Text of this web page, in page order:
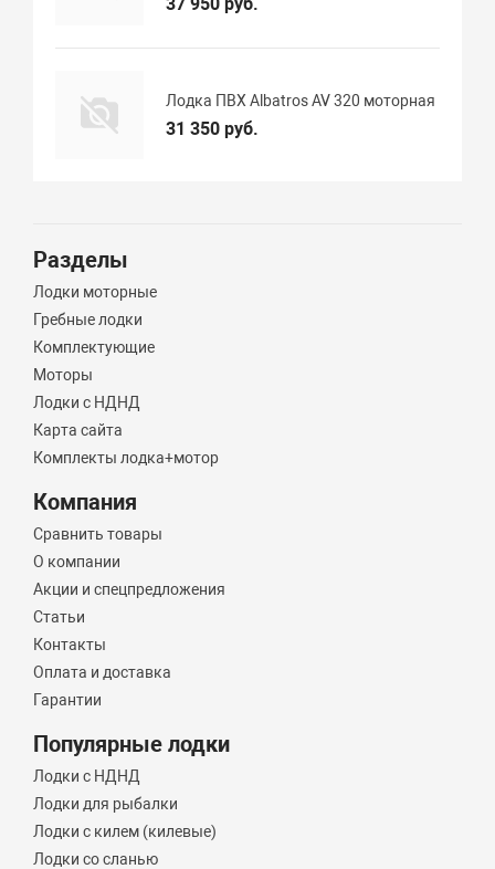
Лодка ПВХ Albatros AV 320 моторная
31 350 руб.
Разделы
Лодки моторные
Гребные лодки
Комплектующие
Моторы
Лодки с НДНД
Карта сайта
Комплекты лодка+мотор
Компания
Сравнить товары
О компании
Акции и спецпредложения
Статьи
Контакты
Оплата и доставка
Гарантии
Популярные лодки
Лодки с НДНД
Лодки для рыбалки
Лодки с килем (килевые)
Лодки со сланью